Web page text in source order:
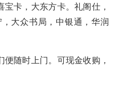
卡，大东方卡。礼阁仕，
大众书局，中银通，华润
随时上门。可现金收购，